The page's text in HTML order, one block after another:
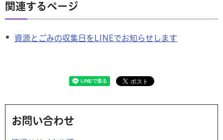
関連するページ
資源とごみの収集日をLINEでお知らせします
お問い合わせ